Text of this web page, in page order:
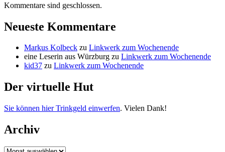
Kommentare sind geschlossen.
Neueste Kommentare
Markus Kolbeck zu Linkwerk zum Wochenende
eine Leserin aus Würzburg zu Linkwerk zum Wochenende
kid37 zu Linkwerk zum Wochenende
Der virtuelle Hut
Sie können hier Trinkgeld einwerfen. Vielen Dank!
Archiv
Archiv